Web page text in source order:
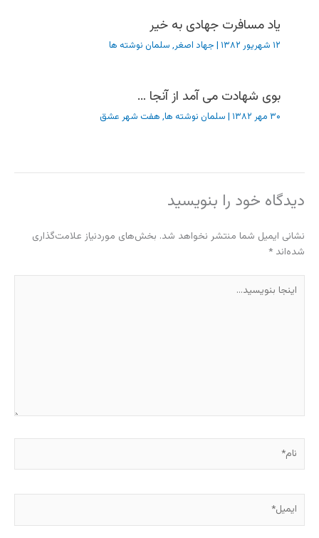
یاد مسافرت جهادی به خیر
۱۲ شهریور ۱۳۸۲ | جهاد اصغر, سلمان نوشته ها
بوی شهادت می آمد از آنجا …
۳۰ مهر ۱۳۸۲ | سلمان نوشته ها, هفت شهر عشق
دیدگاه‌ خود را بنویسید
نشانی ایمیل شما منتشر نخواهد شد. بخش‌های موردنیاز علامت‌گذاری
شده‌اند *
بنویسید…